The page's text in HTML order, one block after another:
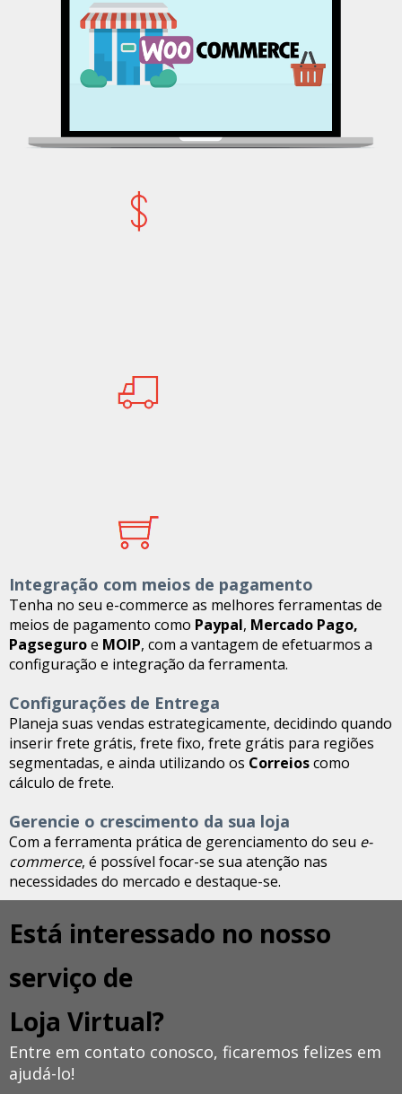
Integração com meios de pagamento
Tenha no seu e-commerce as melhores ferramentas de
meios de pagamento como Paypal, Mercado Pago,
Pagseguroe MOIP, com a vantagem de efetuarmos a
configuração e integração da ferramenta.
Configurações de Entrega
Planeja suas vendas estrategicamente, decidindo quando
inserir frete grátis, frete fixo, frete grátis para regiões
segmentadas, e ainda utilizando os Correioscomo
cálculo de frete.
Gerencie o crescimento da sua loja
Com a ferramenta prática de gerenciamento do seu e-
commerce, é possível focar-se sua atenção nas
necessidades do mercado e destaque-se.
Está interessado no nosso
serviço de
Loja Virtual?
Entre em contato conosco, ficaremos felizes em
ajudá-lo!